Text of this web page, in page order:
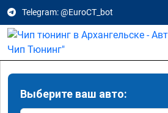
Telegram: @EuroCT_bot
Выберите ваш авто: